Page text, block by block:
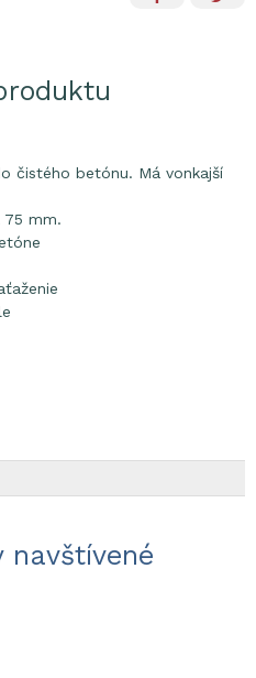
čistého betónu. Má vonkajší
75 mm.
navštívené